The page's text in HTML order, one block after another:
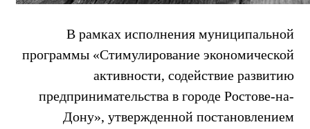
В рамках исполнения муниципальной
программы «Стимулирование экономической
активности, содействие развитию
предпринимательства в городе Ростове-на-
Дону», утвержденной постановлением